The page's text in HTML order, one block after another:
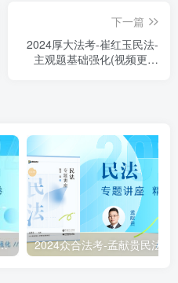
下一篇
2024厚大法考-崔红玉民法-
主观题基础强化(视频更新
pdf电子版（附视频1-76全）